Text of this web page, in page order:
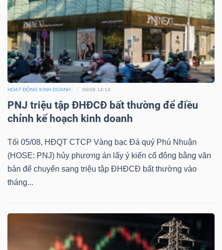
HOẠT ĐỘNG KINH DOANH 06/08 14:14
PNJ triệu tập ĐHĐCĐ bất thường để điều
chỉnh kế hoạch kinh doanh
Tối 05/08, HĐQT CTCP Vàng bạc Đá quý Phú Nhuận
(HOSE: PNJ) hủy phương án lấy ý kiến cổ đông bằng văn
bản để chuyển sang triệu tập ĐHĐCĐ bất thường vào
tháng...